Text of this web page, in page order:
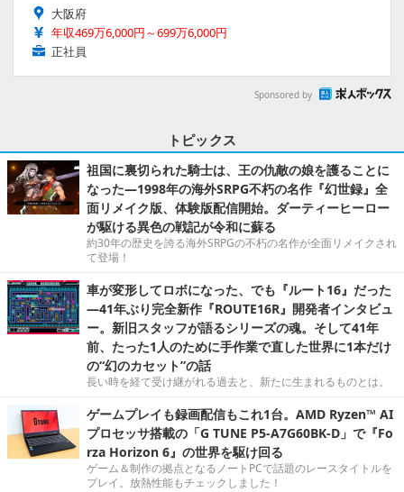
大阪府
年収469万6,000円～699万6,000円
正社員
Sponsored by
トピックス
祖国に裏切られた騎士は、王の仇敵の娘を護ることに
なった―1998年の海外SRPG不朽の名作『幻世録』全
面リメイク版、体験版配信開始。ダーティーヒーロー
が駆ける異色の戦記が令和に蘇る
約30年の歴史を誇る海外SRPGの不朽の名作が全面リメイクされ
て登場！
車が変形してロボになった、でも『ルート16』だった
―41年ぶり完全新作『ROUTE16R』開発者インタビュ
ー。新旧スタッフが語るシリーズの魂。そして41年
前、たった1人のために手作業で直した世界に1本だけ
の“幻のカセット”の話
長い時を経て受け継がれる過去と、新たに生まれるものとは。
ゲームプレイも録画配信もこれ1台。AMD Ryzen™ AI
プロセッサ搭載の「G TUNE P5-A7G60BK-D」で『Fo
rza Horizon 6』の世界を駆け回る
ゲーム＆制作の拠点となるノートPCで話題のレースタイトルを
プレイ。放熱性能もチェックしました！